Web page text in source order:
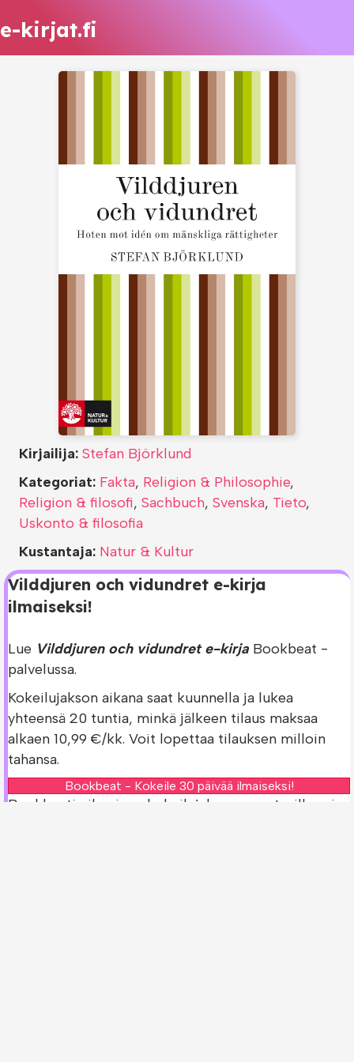
e-kirjat.fi
Vilddjuren och vidundret e-kirja
ilmaiseksi!
Lue Vilddjuren och vidundret e-kirja Bookbeat -
palvelussa.
Kokeilujakson aikana saat kuunnella ja lukea
yhteensä 20 tuntia, minkä jälkeen tilaus maksaa
alkaen 10,99 €/kk. Voit lopettaa tilauksen milloin
tahansa.
Bookbeat - Kokeile 30 päivää ilmaiseksi!
Bookbeatin ilmainen kokeilujakso on saatavilla vain
Kirjailija: Stefan Björklund
Kategoriat: Fakta, Religion & Philosophie,
Religion & filosofi, Sachbuch, Svenska, Tieto,
Uskonto & filosofia
Kustantaja: Natur & Kultur